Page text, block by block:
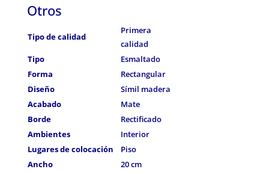
Otros
Tipo de calidad
Primera
calidad
Tipo
Esmaltado
Forma
Rectangular
Diseño
Símil madera
Acabado
Mate
Borde
Rectificado
Ambientes
Interior
Lugares de colocación
Piso
Ancho
20 cm